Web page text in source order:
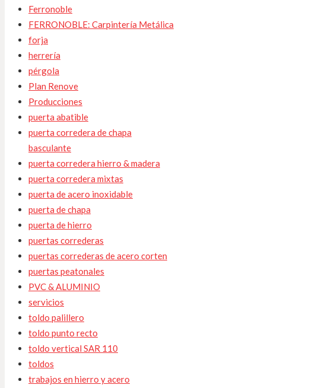
Ferronoble
FERRONOBLE: Carpintería Metálica
forja
herrería
pérgola
Plan Renove
Producciones
puerta abatible
puerta corredera de chapa
basculante
puerta corredera hierro & madera
puerta corredera mixtas
puerta de acero inoxidable
puerta de chapa
puerta de hierro
puertas correderas
puertas correderas de acero corten
puertas peatonales
PVC & ALUMINIO
servicios
toldo palillero
toldo punto recto
toldo vertical SAR 110
toldos
trabajos en hierro y acero